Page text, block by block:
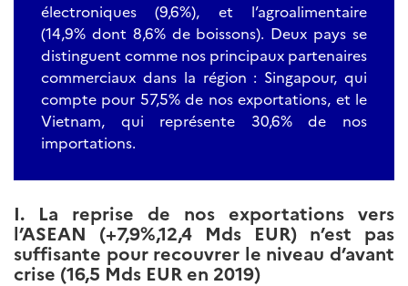
électroniques (9,6%), et l’agroalimentaire
(14,9% dont 8,6% de boissons). Deux pays se
distinguent comme nos principaux partenaires
commerciaux dans la région : Singapour, qui
compte pour 57,5% de nos exportations, et le
Vietnam, qui représente 30,6% de nos
importations.
I. La reprise de nos exportations vers
l’ASEAN (+7,9%,12,4 Mds EUR) n’est pas
suffisante pour recouvrer le niveau d’avant
crise (16,5 Mds EUR en 2019)